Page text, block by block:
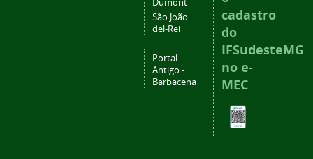
São João
del-Rei
Portal
Antigo -
Barbacena
cadastro
do
IFSudesteMG
no e-
MEC